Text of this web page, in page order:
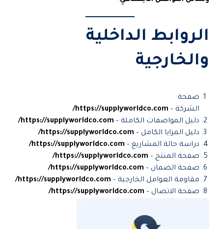
الروابط الداخلية
والخارجية
صفحة
الشركة – https://supplyworldco.com/
دليل المواصفات الكاملة – https://supplyworldco.com/
دليل المزايا الكامل – https://supplyworldco.com/
دراسة حالة المشاريع – https://supplyworldco.com/
صفحة المنتج – https://supplyworldco.com/
صفحة الضمان – https://supplyworldco.com/
مقاومة العوامل الخارجية – https://supplyworldco.com/
صفحة الاتصال – https://supplyworldco.com/